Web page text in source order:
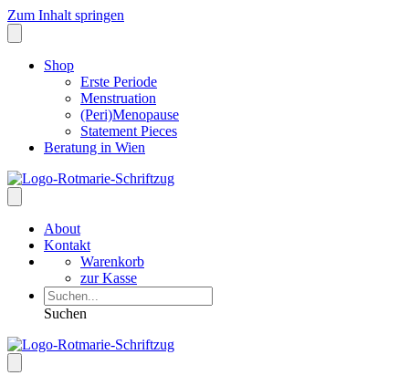
Zum Inhalt springen
Shop
Erste Periode
Menstruation
(Peri)Menopause
Statement Pieces
Beratung in Wien
About
Kontakt
Warenkorb
zur Kasse
Suchen